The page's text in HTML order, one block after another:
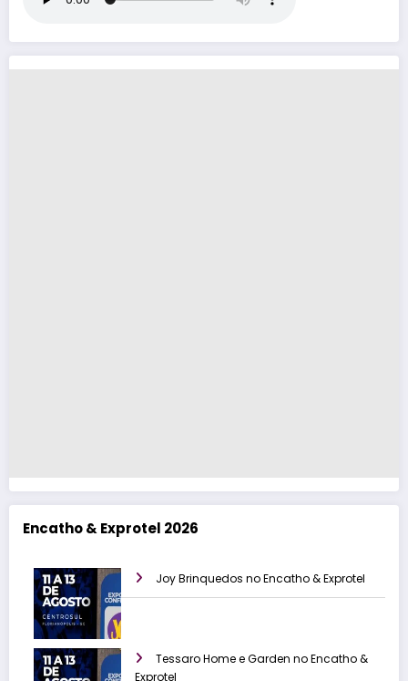
Encatho & Exprotel 2026
Joy Brinquedos no Encatho & Exprotel
Tessaro Home e Garden no Encatho &
Exprotel